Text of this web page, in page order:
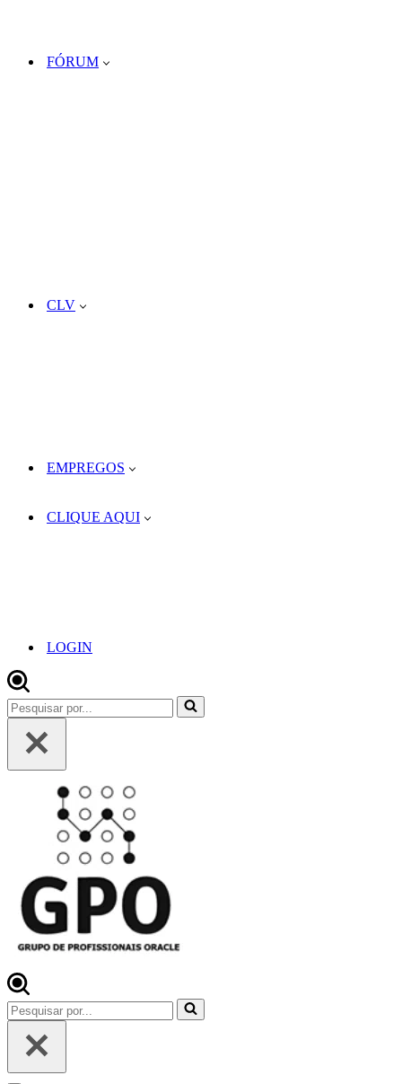
FÓRUM
CLV
EMPREGOS
CLIQUE AQUI
LOGIN
Pesquisar
por...
Pesquisar
por...